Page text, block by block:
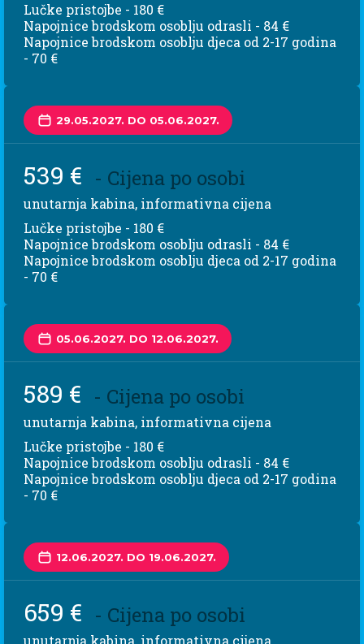
Lučke pristojbe - 180 €
Napojnice brodskom osoblju odrasli - 84 €
Napojnice brodskom osoblju djeca od 2-17 godina
- 70 €
29.05.2027. DO 05.06.2027.
539 € - Cijena po osobi
unutarnja kabina, informativna cijena
Lučke pristojbe - 180 €
Napojnice brodskom osoblju odrasli - 84 €
Napojnice brodskom osoblju djeca od 2-17 godina
- 70 €
05.06.2027. DO 12.06.2027.
589 € - Cijena po osobi
unutarnja kabina, informativna cijena
Lučke pristojbe - 180 €
Napojnice brodskom osoblju odrasli - 84 €
Napojnice brodskom osoblju djeca od 2-17 godina
- 70 €
12.06.2027. DO 19.06.2027.
659 € - Cijena po osobi
unutarnja kabina, informativna cijena